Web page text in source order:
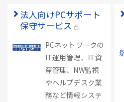
法人向けPCサポート
保守サービス
PCネットワークの
IT運用管理、IT資
産管理、NW監視
やヘルプデスク業
務など情報システ